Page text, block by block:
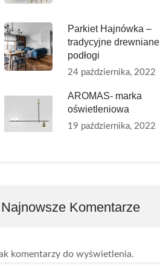
Parkiet Hajnówka –
tradycyjne drewniane
podłogi
24 października, 2022
AROMAS- marka
oświetleniowa
19 października, 2022
Najnowsze Komentarze
komentarzy do wyświetlenia.